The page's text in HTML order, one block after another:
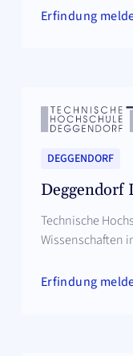
Erfindung
DEGGENDORF
Deggendorf
Technische
Wissenschaften
Erfindung